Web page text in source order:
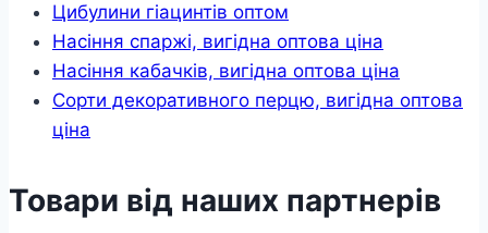
Цибулини гіацинтів оптом
Насіння спаржі, вигідна оптова ціна
Насіння кабачків, вигідна оптова ціна
Сорти декоративного перцю, вигідна оптова
ціна
Товари від наших партнерів